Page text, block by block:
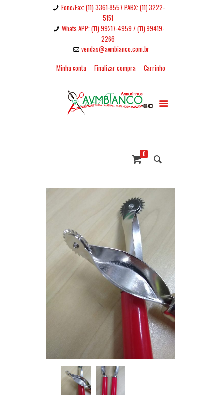
Fone/Fax: (11) 3361-8557 PABX: (11) 3222-
5151
Whats APP: (11) 99217-4959 / (11) 99419-
2266
vendas@avmbianco.com.br
Minha conta
Finalizar compra Carrinho
0